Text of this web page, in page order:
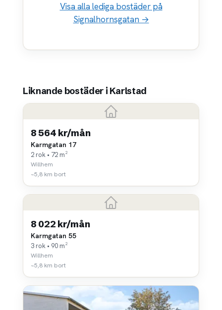
Visa alla lediga bostäder på
Signalhornsgatan →
Liknande bostäder i Karlstad
8 564 kr/mån
Karmgatan 17
2 rok • 72 m²
Willhem
~5,8 km bort
8 022 kr/mån
Karmgatan 55
3 rok • 90 m²
Willhem
~5,8 km bort